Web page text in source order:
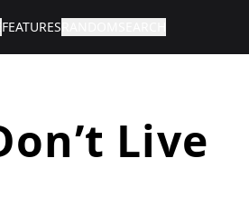
FEATURES
Live